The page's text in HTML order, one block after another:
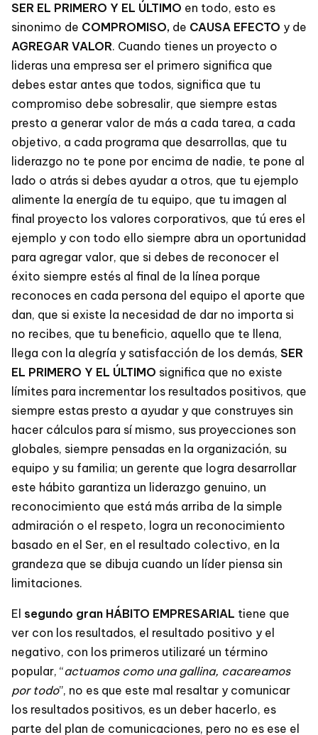
SER EL PRIMERO Y EL ÚLTIMO en todo, esto es
sinonimo de COMPROMISO, de CAUSA EFECTO y de
AGREGAR VALOR. Cuando tienes un proyecto o
lideras una empresa ser el primero significa que
debes estar antes que todos, significa que tu
compromiso debe sobresalir, que siempre estas
presto a generar valor de más a cada tarea, a cada
objetivo, a cada programa que desarrollas, que tu
liderazgo no te pone por encima de nadie, te pone al
lado o atrás si debes ayudar a otros, que tu ejemplo
alimente la energía de tu equipo, que tu imagen al
final proyecto los valores corporativos, que tú eres el
ejemplo y con todo ello siempre abra un oportunidad
para agregar valor, que si debes de reconocer el
éxito siempre estés al final de la línea porque
reconoces en cada persona del equipo el aporte que
dan, que si existe la necesidad de dar no importa si
no recibes, que tu beneficio, aquello que te llena,
llega con la alegría y satisfacción de los demás, SER
EL PRIMERO Y EL ÚLTIMO significa que no existe
límites para incrementar los resultados positivos, que
siempre estas presto a ayudar y que construyes sin
hacer cálculos para sí mismo, sus proyecciones son
globales, siempre pensadas en la organización, su
equipo y su familia; un gerente que logra desarrollar
este hábito garantiza un liderazgo genuino, un
reconocimiento que está más arriba de la simple
admiración o el respeto, logra un reconocimiento
basado en el Ser, en el resultado colectivo, en la
grandeza que se dibuja cuando un líder piensa sin
limitaciones.
El segundo gran HÁBITO EMPRESARIAL tiene que
ver con los resultados, el resultado positivo y el
negativo, con los primeros utilizaré un término
popular, “actuamos como una gallina, cacareamos
por todo”, no es que este mal resaltar y comunicar
los resultados positivos, es un deber hacerlo, es
parte del plan de comunicaciones, pero no es ese el